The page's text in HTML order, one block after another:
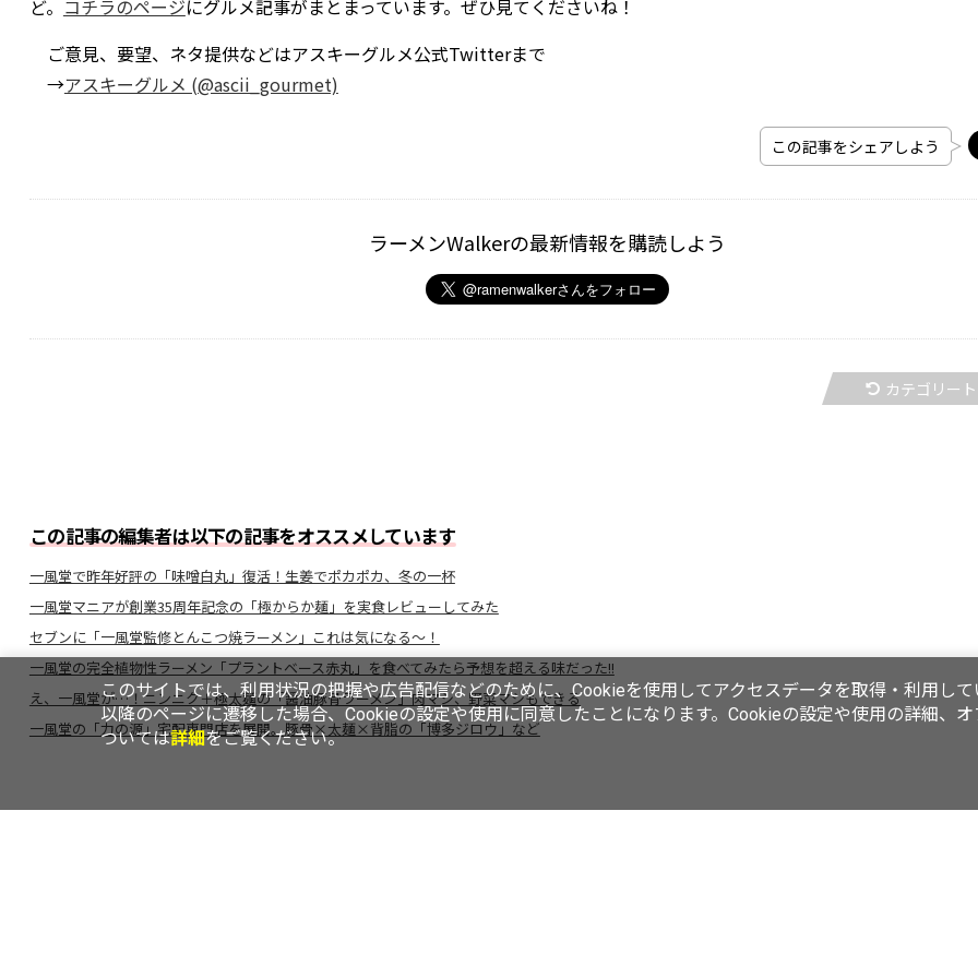
ど。 コチラのページにグルメ記事がまとまっています。ぜひ見てくださいね！
ご意見、要望、ネタ提供などはアスキーグルメ公式Twitterまで
→アスキーグルメ (@ascii_gourmet)
この記事をシェアしよう
ラーメンWalkerの最新情報を購読しよう
カテゴリー
この記事の編集者は以下の記事をオススメしています
一風堂で昨年好評の「味噌白丸」復活！生姜でポカポカ、冬の一杯
一風堂マニアが創業35周年記念の「極からか麺」を実食レビューしてみた
セブンに「一風堂監修とんこつ焼ラーメン」これは気になる～！
一風堂の完全植物性ラーメン「プラントベース赤丸」を食べてみたら予想を超える味だった!!
え、一風堂が…！ニンニク＋極太麺の「醤油豚骨ラーメン」肉マシ、野菜マシもできる
一風堂の「力の源」宅配専門店を展開。豚骨×太麺×背脂の「博多ジロウ」など
このサイトでは、利用状況の把握や広告配信などのために、Cookieを使用してアクセスデータを取得・利用して
以降のページに遷移した場合、Cookieの設定や使用に同意したことになります。Cookieの設定や使用の詳細、
ついては詳細をご覧ください。